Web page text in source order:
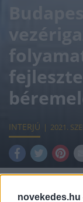
novekedes.hu
INTERJÚ 2021.